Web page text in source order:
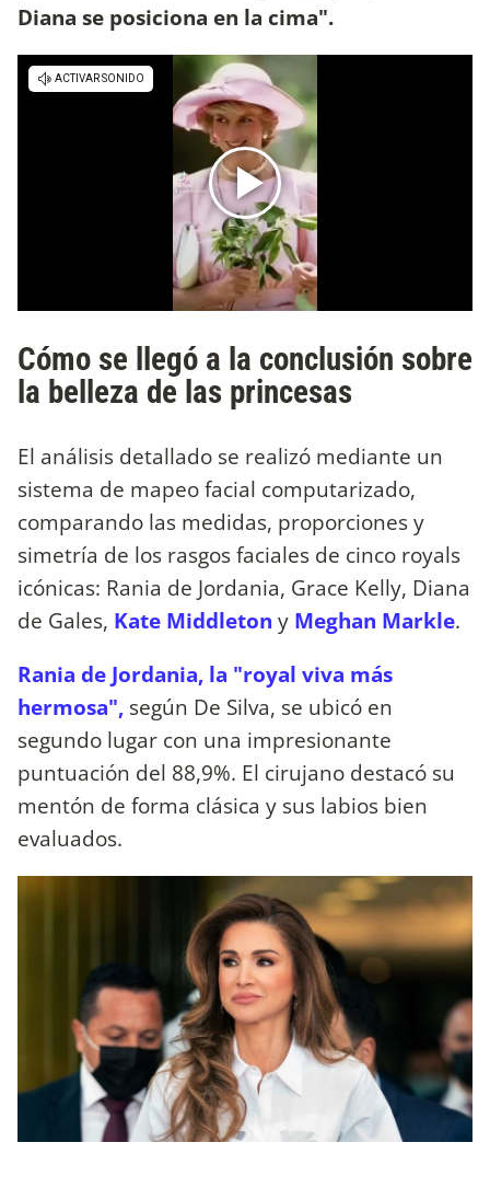
Diana se posiciona en la cima".
Cómo se llegó a la conclusión sobre
la belleza de las princesas
El análisis detallado se realizó mediante un
sistema de mapeo facial computarizado,
comparando las medidas, proporciones y
simetría de los rasgos faciales de cinco royals
icónicas: Rania de Jordania, Grace Kelly, Diana
de Gales, Kate Middleton y Meghan Markle.
Rania de Jordania, la "royal viva más
hermosa", según De Silva, se ubicó en
segundo lugar con una impresionante
puntuación del 88,9%. El cirujano destacó su
mentón de forma clásica y sus labios bien
evaluados.